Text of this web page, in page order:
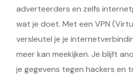
adverteerders en zelfs
wat je doet. Met een VPN
versleutel je je
meer kan meekijken. Je blijft
je gegevens tegen hackers en